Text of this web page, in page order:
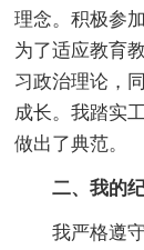
理念。积极参
为了适应教育
习政治理论，
成长。我踏实
做出了典范。
二、我的
我严格遵守